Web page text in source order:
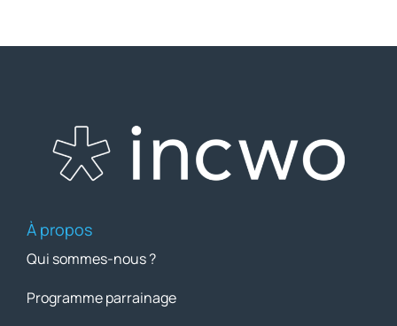
À propos
Qui sommes-nous ?
Programme parrainage